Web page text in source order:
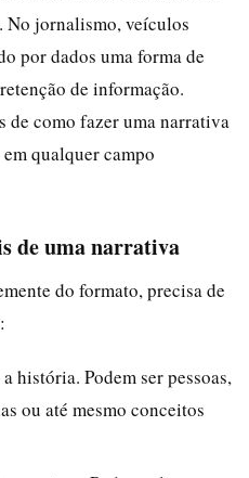
No jornalismo, veículos
por dados uma forma de
de informação.
de como fazer uma narrativa
qualquer campo
de uma narrativa
do formato, precisa de
história. Podem ser pessoas,
ou até mesmo conceitos